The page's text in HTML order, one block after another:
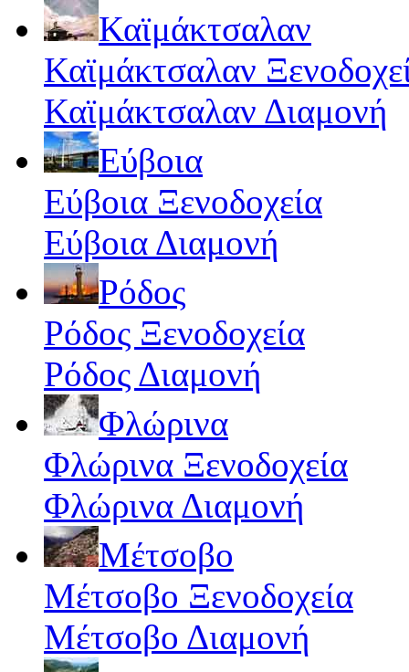
Καϊμάκτσαλαν
Καϊμάκτσαλαν
Καϊμάκτσαλαν Διαμονή
Εύβοια
Εύβοια Ξενοδοχεία
Εύβοια Διαμονή
Ρόδος
Ρόδος Ξενοδοχεία
Ρόδος Διαμονή
Φλώρινα
Φλώρινα Ξενοδοχεία
Φλώρινα Διαμονή
Μέτσοβο
Μέτσοβο Ξενοδοχεία
Μέτσοβο Διαμονή